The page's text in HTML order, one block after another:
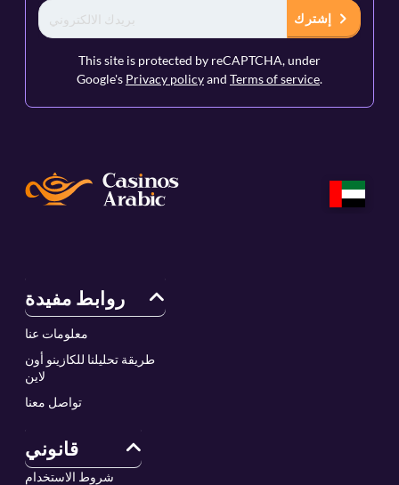
إشترك
This site is protected by reCAPTCHA, under
Google's Privacy policyand Terms of service.
روابط مفيدة
معلومات عنا
طريقة تحليلنا للكازينو أون
لاين
تواصل معنا
قانوني
شروط الاستخدام